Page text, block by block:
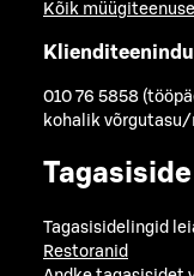
Kõik
010 76 5858
kohalik
Tagasiside
Tagasisidelingid
Restoranid